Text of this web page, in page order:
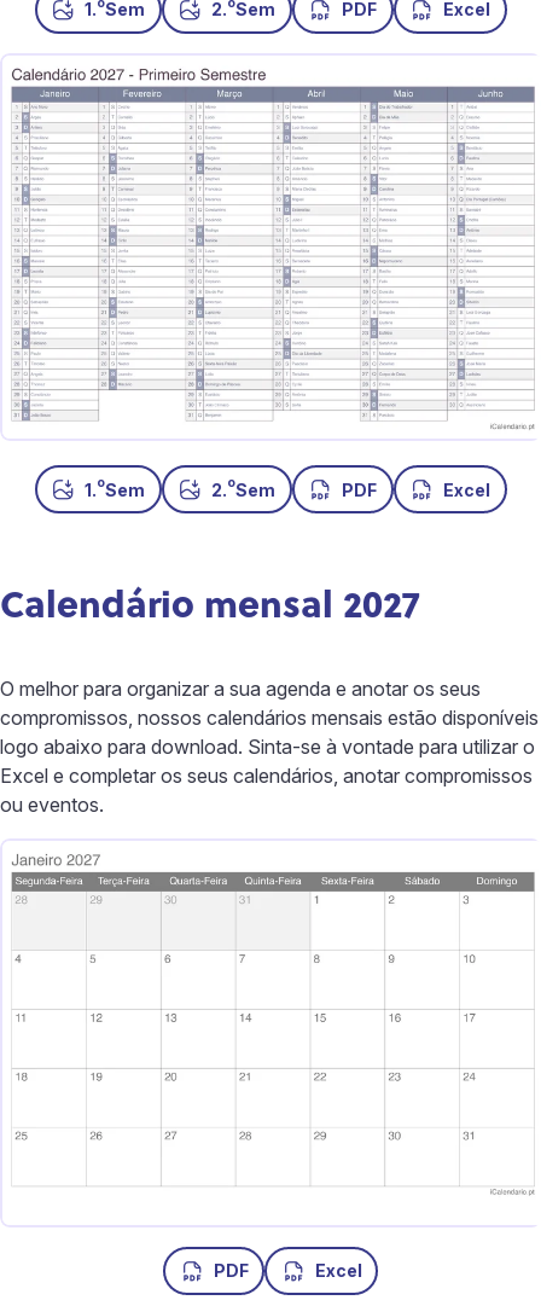
1. Sem 2. Sem PDF Excel
1.oSem 2.oSem PDF Excel
Calendário mensal 2027
O melhor para organizar a sua agenda e anotar os seus
compromissos, nossos calendários mensais estão disponíveis
logo abaixo para download. Sinta-se à vontade para utilizar o
Excel e completar os seus calendários, anotar compromissos
ou eventos.
PDF Excel